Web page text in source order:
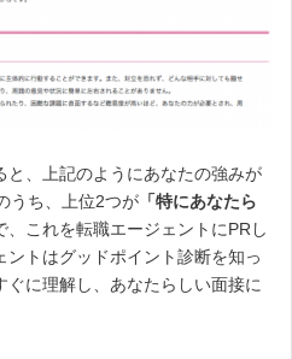
と、上記のようにあなたの強みが
うち、上位2つが 「特にあなたら
、これを転職エージェントにPRし
ントはグッドポイント診断を知っ
に理解し、あなたらしい面接に